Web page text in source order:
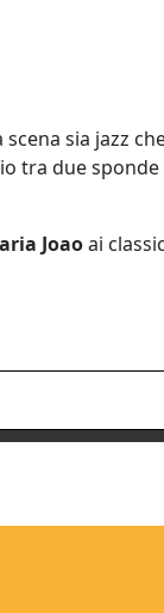
sia jazz
tra due
Joaoai